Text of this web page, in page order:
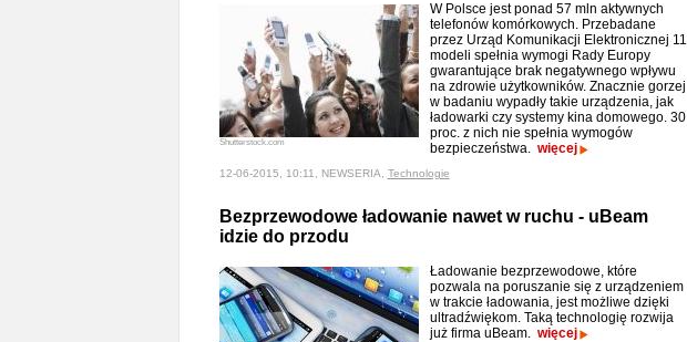
Shutterstock.com
W Polsce jest ponad 57 mln aktywnych
telefonów komórkowych. Przebadane
przez Urząd Komunikacji Elektronicznej 11
modeli spełnia wymogi Rady Europy
gwarantujące brak negatywnego wpływu
na zdrowie użytkowników. Znacznie gorzej
w badaniu wypadły takie urządzenia, jak
ładowarki czy systemy kina domowego. 30
proc. z nich nie spełnia wymogów
bezpieczeństwa. więcej
12-06-2015, 10:11, NEWSERIA, Technologie
Bezprzewodowe ładowanie nawet w ruchu - uBeam
idzie do przodu
Ładowanie bezprzewodowe, które
pozwala na poruszanie się z urządzeniem
w trakcie ładowania, jest możliwe dzięki
ultradźwiękom. Taką technologię rozwija
już firma uBeam. więcej